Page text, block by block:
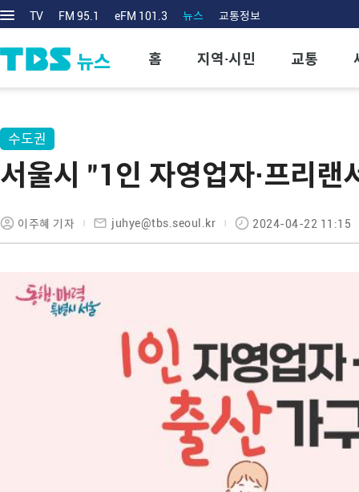
TV FM 95.1 eFM 101.3 뉴스 교통정보
홈 지역·시민 교통
수도권
서울시 "1인 자영업자·프리
이주혜 기자 juhye@tbs.seoul.kr 2024-04-22 11:15